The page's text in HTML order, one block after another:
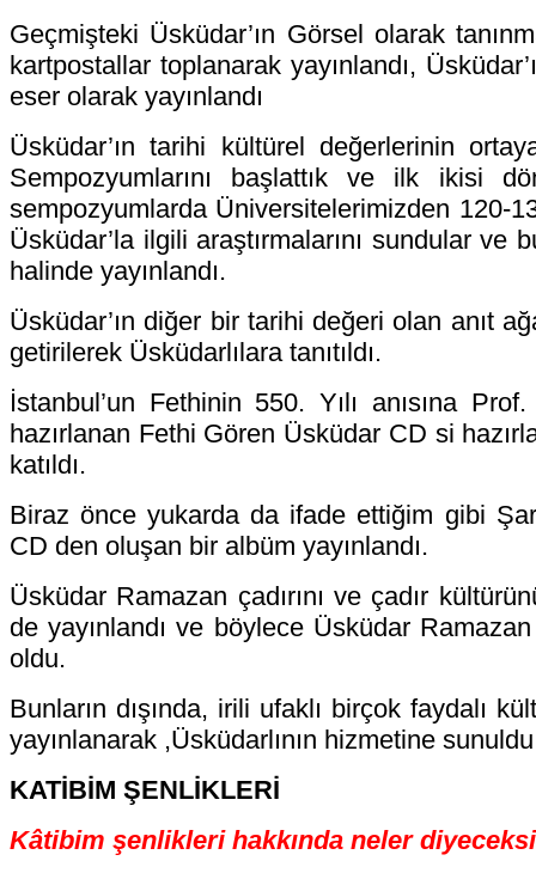
Geçmişteki Üsküdar’ın Görsel olarak
kartpostallar toplanarak yayınlandı,
eser olarak yayınlandı
Üsküdar’ın tarihi kültürel değerlerinin
Sempozyumlarını başlattık ve ilk ikisi
sempozyumlarda Üniversitelerimizden 120-
Üsküdar’la ilgili araştırmalarını sundular
halinde yayınlandı.
Üsküdar’ın diğer bir tarihi değeri olan anıt
getirilerek Üsküdarlılara tanıtıldı.
İstanbul’un Fethinin 550. Yılı anısına
hazırlanan Fethi Gören Üsküdar CD si
katıldı.
Biraz önce yukarda da ifade ettiğim gibi
CD den oluşan bir albüm yayınlandı.
Üsküdar Ramazan çadırını ve çadır
de yayınlandı ve böylece Üsküdar
oldu.
Bunların dışında, irili ufaklı birçok faydalı
yayınlanarak ,Üsküdarlının hizmetine
KATİBİM ŞENLİKLERİ
Kâtibim şenlikleri hakkında neler